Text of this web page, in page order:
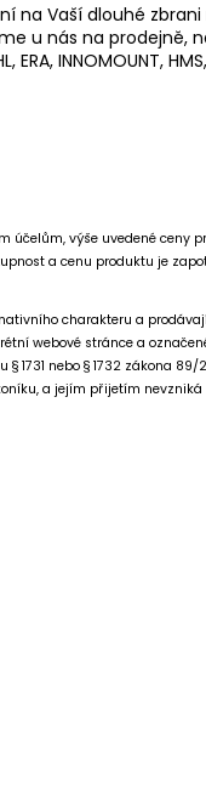
na Vaší dlouhé
u nás na prodejně,
INNOMOUNT, HMS,
výše uvedené ceny
a cenu produktu je
charakteru a
webové stránce a
nebo § 1732 zákona 89/
a jejím přijetím